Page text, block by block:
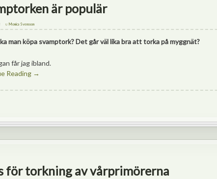
är populär
Monica Svensson
man köpa svamptork? Det går väl lika bra att torka på myggnät?
får jag ibland.
Reading →
för torkning av vårprimörerna